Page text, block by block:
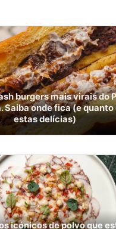
burgers mais virais do
Saiba onde fica (e
estas delícias)
icónicos de polvo que